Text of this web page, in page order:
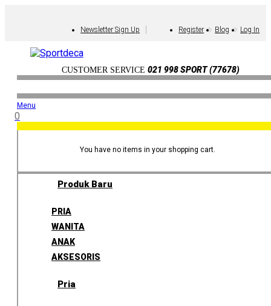
Newsletter Sign Up Register Blog Log In
CUSTOMER SERVICE 021 998 SPORT (77678)
Menu
0
You have no items in your shopping cart.
Produk Baru
PRIA
WANITA
ANAK
AKSESORIS
Pria